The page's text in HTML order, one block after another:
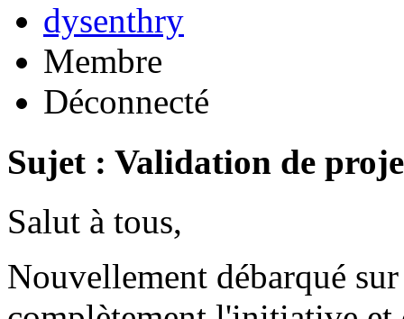
dysenthry
Membre
Déconnecté
Sujet : Validation de
Salut à tous,
Nouvellement débarqué